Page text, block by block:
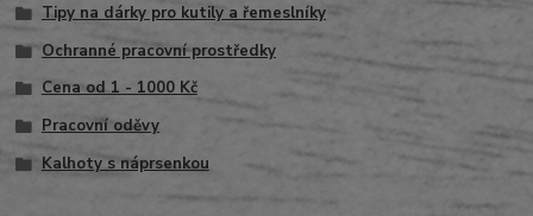
Tipy na dárky pro kutily a řemeslníky
Ochranné pracovní prostředky
Cena od 1 - 1000 Kč
Pracovní oděvy
Kalhoty s náprsenkou